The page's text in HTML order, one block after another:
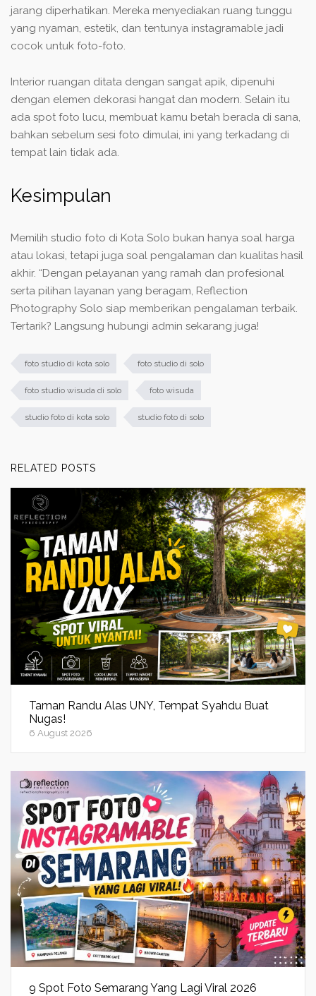
jarang diperhatikan. Mereka menyediakan ruang tunggu
yang nyaman, estetik, dan tentunya instagramable jadi
cocok untuk foto-foto.
Interior ruangan ditata dengan sangat apik, dipenuhi
dengan elemen dekorasi hangat dan modern. Selain itu
ada spot foto lucu, membuat kamu betah berada di sana,
bahkan sebelum sesi foto dimulai, ini yang terkadang di
tempat lain tidak ada.
Kesimpulan
Memilih studio foto di Kota Solo bukan hanya soal harga
atau lokasi, tetapi juga soal pengalaman dan kualitas hasil
akhir. “Dengan pelayanan yang ramah dan profesional
serta pilihan layanan yang beragam, Reflection
Photography Solo siap memberikan pengalaman terbaik.
Tertarik? Langsung hubungi admin sekarang juga!
foto studio di kota solo foto studio di solo
foto studio wisuda di solo foto wisuda
studio foto di kota solo studio foto di solo
RELATED POSTS
Taman Randu Alas UNY, Tempat Syahdu Buat
Nugas!
6 August 2026
9 Spot Foto Semarang Yang Lagi Viral 2026